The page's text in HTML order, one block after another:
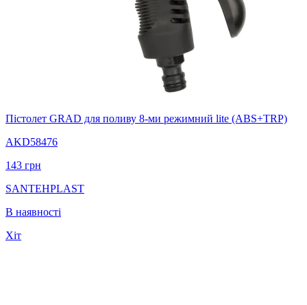
Пістолет GRAD для поливу 8-ми режимний lite (ABS+TRP)
AKD58476
143 грн
SANTEHPLAST
В наявності
Хіт